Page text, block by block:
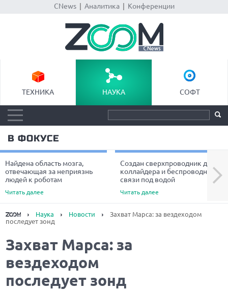
CNews| Аналитика| Конференции
ТЕХНИКА НАУКА СОФТ
В ФОКУСЕ
Найдена область мозга,
отвечающая за неприязнь
людей к роботам
Читать далее
Создан сверхпроводник для
коллайдера и беспроводной
связи под водой
Читать далее
Next
Наука Новости
Захват Марса: за вездеходом
последует зонд
Захват Марса: за
вездеходом
последует зонд